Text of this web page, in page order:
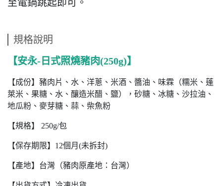
至電鍋跳起即可。
規格說明
【安永-日式照燒豬肉(250g)】
【成份】豬肉片、水、洋蔥、米酒、醬油、味霖（糯米、蓬
萊米、果糖、水、釀造米醋、鹽），砂糖、冰糖、沙拉油、
地瓜粉、麥芽糖、蒜、柴魚粉
【規格】 250g/包
【保存期限】12個月(未拆封)
【產地】台灣（豬肉原產地：台灣）